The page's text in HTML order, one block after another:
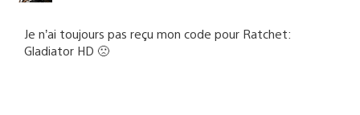
Je n’ai toujours pas reçu mon code pour Ratchet:
Gladiator HD 🙁